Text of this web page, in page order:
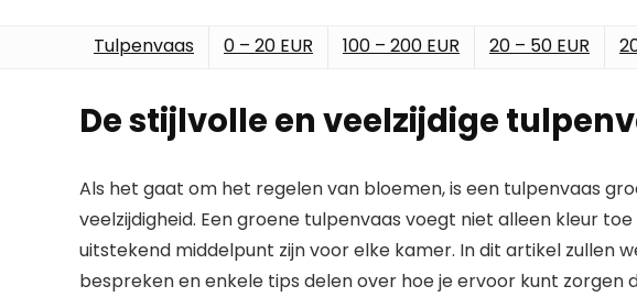
Tulpenvaas 0 – 20 EUR 100 – 200 EUR 20 – 50 EUR
De stijlvolle en veelzijdige
Als het gaat om het regelen van bloemen, is een tulpenvaas
veelzijdigheid. Een groene tulpenvaas voegt niet alleen kleur
uitstekend middelpunt zijn voor elke kamer. In dit artikel zullen
bespreken en enkele tips delen over hoe je ervoor kunt zorgen